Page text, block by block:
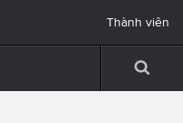
Thành viên